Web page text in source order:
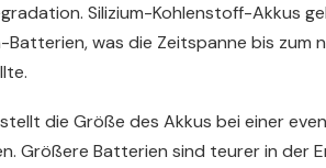
Silizium-Kohlenstoff-Akkus
was die Zeitspanne bis zum
die Größe des Akkus bei einer
Größere Batterien sind teurer in der